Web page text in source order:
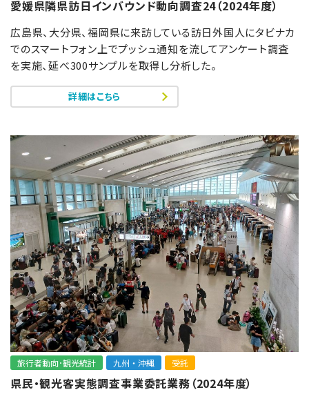
愛媛県隣県訪日インバウンド動向調査24（2024年度）
広島県、大分県、福岡県に来訪している訪日外国人にタビナカ
でのスマートフォン上でプッシュ通知を流してアンケート調査
を実施、延べ300サンプルを取得し分析した。
詳細はこちら
旅行者動向･観光統計 九州・沖縄 受託
県民・観光客実態調査事業委託業務（2024年度）